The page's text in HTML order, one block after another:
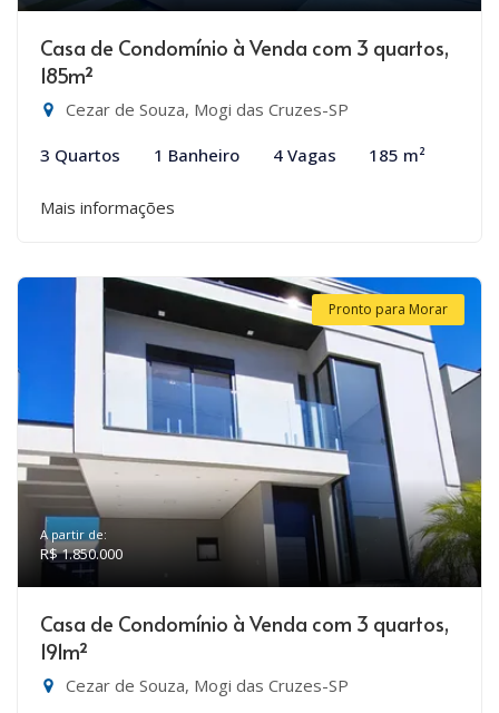
Casa de Condomínio à Venda com 3 quartos,
185m²
Cezar de Souza, Mogi das Cruzes-SP
3 Quartos 1 Banheiro 4 Vagas 185 m²
Mais informações
Pronto para Morar
A partir de:
R$ 1.850.000
Casa de Condomínio à Venda com 3 quartos,
191m²
Cezar de Souza, Mogi das Cruzes-SP